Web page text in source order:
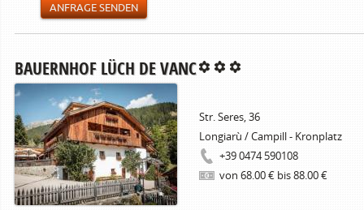
ANFRAGE SENDEN
BAUERNHOF LÜCH DE VANC
Str. Seres, 36
Longiarù / Campill - Kronplatz
+39 0474 590108
von 68.00 € bis 88.00 €